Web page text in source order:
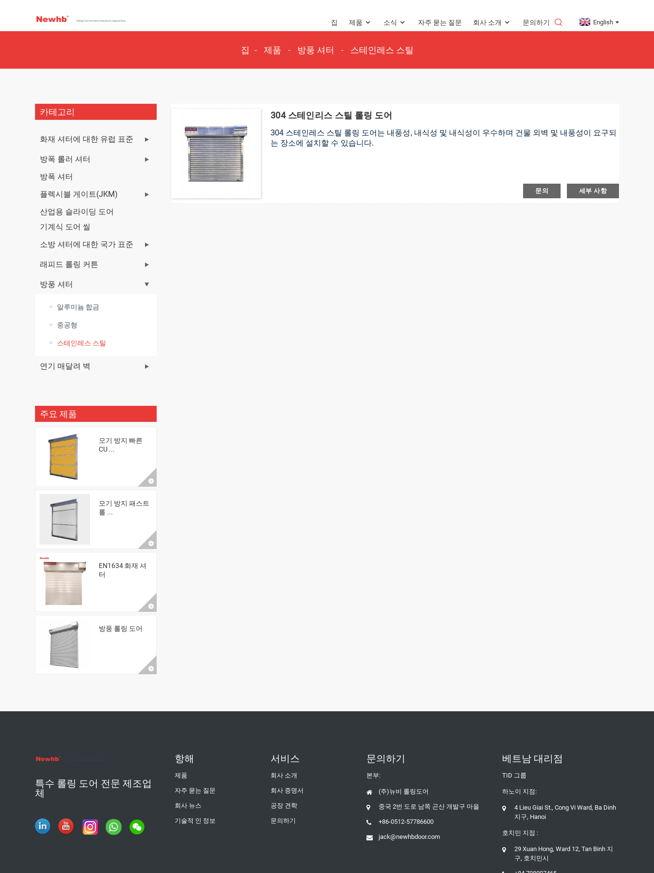
English
집 제품 소식 자주 묻는 질문 회사 소개 문의하기
집 제품 방풍 셔터 스테인레스 스틸
카테고리
화재 셔터에 대한 유럽 표준
방폭 롤러 셔터
방폭 셔터
플렉시블 게이트(JKM)
산업용 슬라이딩 도어
기계식 도어 씰
소방 셔터에 대한 국가 표준
래피드 롤링 커튼
방풍 셔터
알루미늄 합금
중공형
스테인레스 스틸
연기 매달려 벽
주요 제품
모기 방지 빠른
CU ...
모기 방지 패스트
롤 ...
EN1634 화재 셔
터
방풍 롤링 도어
304 스테인리스 스틸 롤링 도어
304 스테인레스 스틸 롤링 도어는 내풍성, 내식성 및 내식성이 우수하며 건물 외벽 및 내풍성이 요구되
는 장소에 설치할 수 있습니다.
문의 세부 사항
특수 롤링 도어 전문 제조업
체
항해
제품
자주 묻는 질문
회사 뉴스
기술적 인 정보
서비스
회사 소개
회사 증명서
공장 견학
문의하기
문의하기
본부:
(주)뉴비 롤링도어
중국 2번 도로 남쪽 곤산 개발구 마을
+86-0512-57786600
jack@newhbdoor.com
베트남 대리점
TID 그룹
하노이 지점:
4 Lieu Giai St., Cong Vi Ward, Ba Dinh
지구, Hanoi
호치민 지점 :
29 Xuan Hong, Ward 12, Tan Binh 지
구, 호치민시